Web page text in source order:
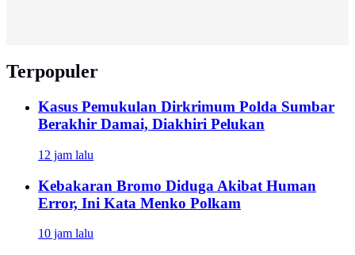
Terpopuler
Kasus Pemukulan Dirkrimum Polda Sumbar
Berakhir Damai, Diakhiri Pelukan
12 jam lalu
Kebakaran Bromo Diduga Akibat Human
Error, Ini Kata Menko Polkam
10 jam lalu